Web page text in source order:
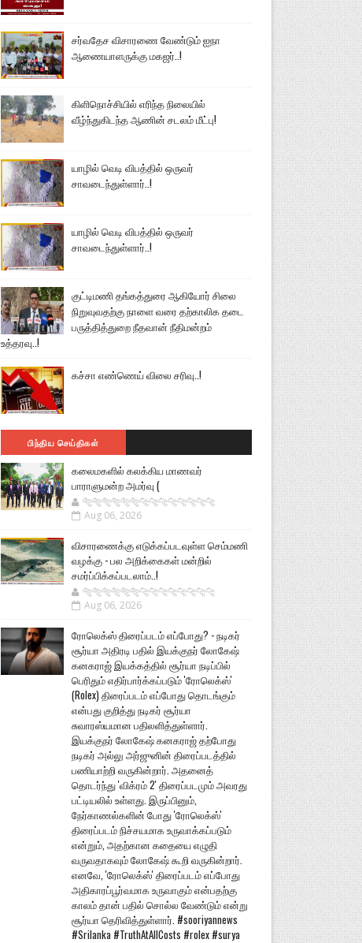
சர்வதேச விசாரணை வேண்டும் ஐநா
ஆணையாளருக்கு மகஜர்..!
கிளிநொச்சியில் எரிந்த நிலையில்
வீழ்ந்துகிடந்த ஆணின் சடலம் மீட்பு!
யாழில் வெடி விபத்தில் ஒருவர்
சாவடைந்துள்ளார்..!
யாழில் வெடி விபத்தில் ஒருவர்
சாவடைந்துள்ளார்..!
குட்டிமணி தங்கத்துரை ஆகியோர் சிலை
நிறுவுவதற்கு நாளை வரை தற்காலிக தடை
பருத்தித்துறை நீதவான் நீதிமன்றம்
உத்தரவு..!
கச்சா எண்ணெய் விலை சரிவு..!
பிந்திய செய்திகள்
கலைமகளில் கலக்கிய மாணவர்
பாராளுமன்ற அமர்வு (
🐅🐅🐅🐅🐅🐅🐆🐆🐆🐆🐆🐆🐆🐆
Aug 06, 2026
விசாரணைக்கு எடுக்கப்படவுள்ள செம்மணி
வழக்கு - பல அறிக்கைகள் மன்றில்
சமர்ப்பிக்கப்படலாம்..!
🐅🐅🐅🐅🐅🐅🐆🐆🐆🐆🐆🐆🐆🐆
Aug 06, 2026
ரோலெக்ஸ் திரைப்படம் எப்போது? - நடிகர்
சூர்யா அதிரடி பதில் இயக்குநர் லோகேஷ்
கனகராஜ் இயக்கத்தில் சூர்யா நடிப்பில்
பெரிதும் எதிர்பார்க்கப்படும் 'ரோலெக்ஸ்'
(Rolex) திரைப்படம் எப்போது தொடங்கும்
என்பது குறித்து நடிகர் சூர்யா
சுவாரஸ்யமான பதிலளித்துள்ளார்.
இயக்குநர் லோகேஷ் கனகராஜ் தற்போது
நடிகர் அல்லு அர்ஜுனின் திரைப்படத்தில்
பணியாற்றி வருகின்றார். அதனைத்
தொடர்ந்து 'விக்ரம் 2' திரைப்படமும் அவரது
பட்டியலில் உள்ளது. இருப்பினும்,
நேர்காணல்களின் போது 'ரோலெக்ஸ்'
திரைப்படம் நிச்சயமாக உருவாக்கப்படும்
என்றும், அதற்கான கதையை எழுதி
வருவதாகவும் லோகேஷ் கூறி வருகின்றார்.
எனவே, 'ரோலெக்ஸ்' திரைப்படம் எப்போது
அதிகாரப்பூர்வமாக உருவாகும் என்பதற்கு
காலம் தான் பதில் சொல்ல வேண்டும் என்று
சூர்யா தெரிவித்துள்ளார். #sooriyannews
#Srilanka #TruthAtAllCosts #rolex #surya